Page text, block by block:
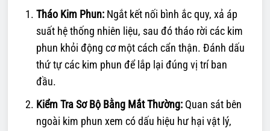
Tháo Kim Phun: Ngắt kết nối bình ắc quy, xả áp
suất hệ thống nhiên liệu, sau đó tháo rời các kim
phun khỏi động cơ một cách cẩn thận. Đánh dấu
thứ tự các kim phun để lắp lại đúng vị trí ban
đầu.
Kiểm Tra Sơ Bộ Bằng Mắt Thường: Quan sát bên
ngoài kim phun xem có dấu hiệu hư hại vật lý,